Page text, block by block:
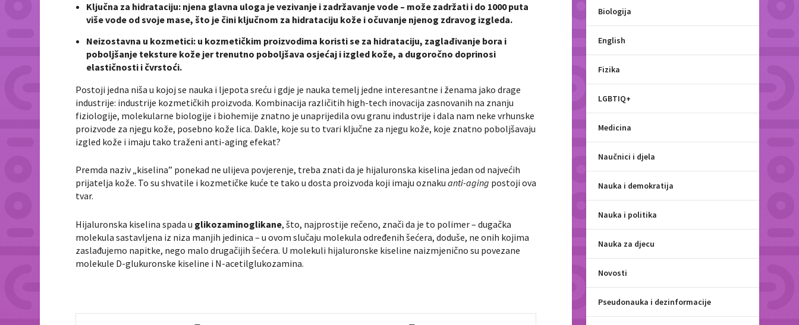
Ključna za hidrataciju: njena glavna uloga je vezivanje i zadržavanje vode – može zadržati i do 1000 puta
više vode od svoje mase, što je čini ključnom za hidrataciju kože i očuvanje njenog zdravog izgleda.
Neizostavna u kozmetici: u kozmetičkim proizvodima koristi se za hidrataciju, zaglađivanje bora i
poboljšanje teksture kože jer trenutno poboljšava osjećaj i izgled kože, a dugoročno doprinosi
elastičnosti i čvrstoći.
Postoji jedna niša u kojoj se nauka i ljepota sreću i gdje je nauka temelj jedne interesantne i ženama jako drage
industrije: industrije kozmetičkih proizvoda. Kombinacija različitih high-tech inovacija zasnovanih na znanju
fiziologije, molekularne biologije i biohemije znatno je unaprijedila ovu granu industrije i dala nam neke vrhunske
proizvode za njegu kože, posebno kože lica. Dakle, koje su to tvari ključne za njegu kože, koje znatno poboljšavaju
izgled kože i imaju tako traženi anti-aging efekat?
Premda naziv „kiselina” ponekad ne ulijeva povjerenje, treba znati da je hijaluronska kiselina jedan od najvećih
prijatelja kože. To su shvatile i kozmetičke kuće te tako u dosta proizvoda koji imaju oznakuanti-aging postoji ova
tvar.
Hijaluronska kiselina spada u glikozaminoglikane, što, najprostije rečeno, znači da je to polimer – dugačka
molekula sastavljena iz niza manjih jedinica – u ovom slučaju molekula određenih šećera, doduše, ne onih kojima
zaslađujemo napitke, nego malo drugačijih šećera. U molekuli hijaluronske kiseline naizmjenično su povezane
molekule D-glukuronske kiseline i N-acetilglukozamina.
Biologija
English
Fizika
LGBTIQ+
Medicina
Naučnici i djela
Nauka i demokratija
Nauka i politika
Nauka za djecu
Novosti
Pseudonauka i dezinformacije